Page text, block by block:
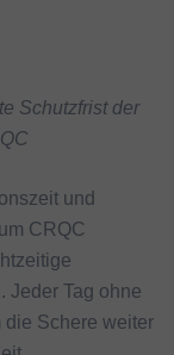
Schutzfrist der
und
CRQC
Jeder Tag ohne
die Schere weiter